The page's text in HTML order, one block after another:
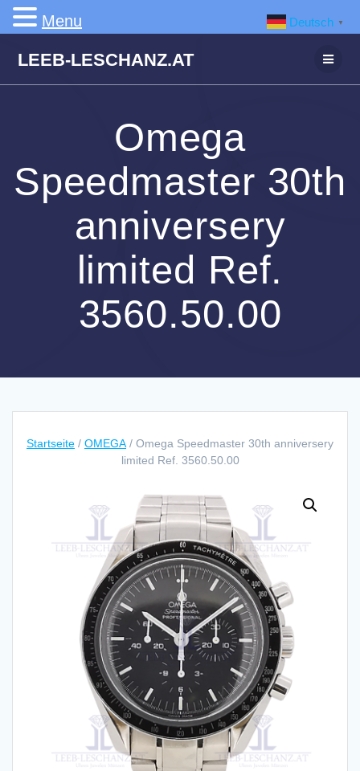
Inhalt
LEEB-LESCHANZ.AT
Omega
Speedmaster 30th
anniversery
limited Ref.
3560.50.00
Startseite / OMEGA/ Omega Speedmaster 30th anniversery
limited Ref. 3560.50.00
Deutsch ▼
Menu